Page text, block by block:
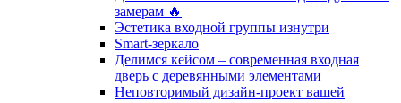
замерам 🔥
Эстетика входной группы изнутри
Smart-зеркало
Делимся кейсом – современная входная
дверь с деревянными элементами
Неповторимый дизайн-проект вашей